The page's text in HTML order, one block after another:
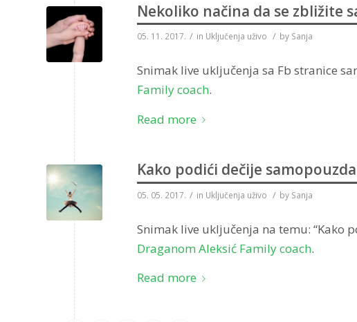
Nekoliko načina da se zbližite
05. 11. 2017. / in Uključenja uživo / by Sanja
Snimak live uključenja sa Fb stranice
Family coach.
Read more
Kako podići dečije
05. 05. 2017. / in Uključenja uživo / by Sanja
Snimak live uključenja na temu: “Kako
Draganom Aleksić Family coach.
Read more